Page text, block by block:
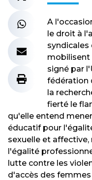
A
le droit à
mobilisent
signé par
fédération
la
fierté le
qu'elle entend
éducatif pour
sexuelle et affective,
l'égalité
lutte contre les
d'accès des